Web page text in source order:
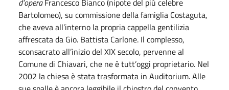
d’operaFrancesco Bianco (nipote del più celebre
Bartolomeo), su commissione della famiglia Costaguta,
che aveva all’interno la propria cappella gentilizia
affrescata da Gio. Battista Carlone. Il complesso,
sconsacrato all’inizio del XIX secolo, pervenne al
Comune di Chiavari, che ne è tutt’oggi proprietario. Nel
2002 la chiesa è stata trasformata in Auditorium. Alle